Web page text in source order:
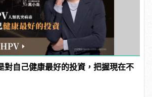
對自己健康最好的投資，把握現在不